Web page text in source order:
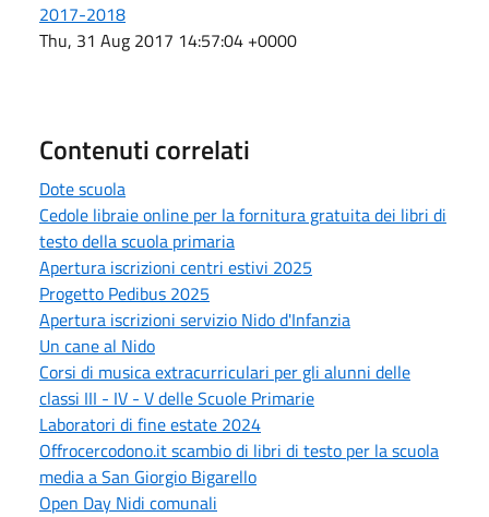
2017-2018
Thu, 31 Aug 2017 14:57:04 +0000
Contenuti correlati
Dote scuola
Cedole libraie online per la fornitura gratuita dei libri di
testo della scuola primaria
Apertura iscrizioni centri estivi 2025
Progetto Pedibus 2025
Apertura iscrizioni servizio Nido d'Infanzia
Un cane al Nido
Corsi di musica extracurriculari per gli alunni delle
classi III - IV - V delle Scuole Primarie
Laboratori di fine estate 2024
Offrocercodono.it scambio di libri di testo per la scuola
media a San Giorgio Bigarello
Open Day Nidi comunali